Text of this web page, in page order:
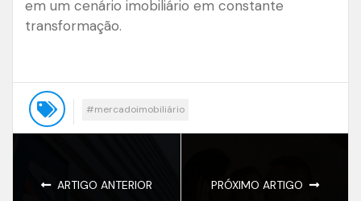
em um cenário imobiliário em constante
transformação.
#mercadoimobiliário
ARTIGO ANTERIOR PRÓXIMO ARTIGO